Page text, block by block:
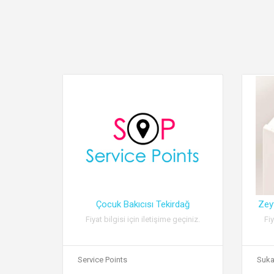
Çocuk Bakıcısı Tekirdağ
Fiyat bilgisi için iletişime geçiniz.
Service Points